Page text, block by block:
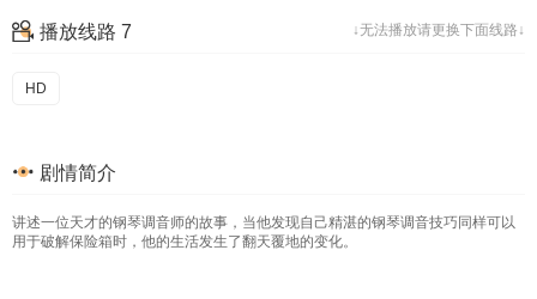
↓无法播放请更换下面线路↓
播放线路 7
HD
剧情简介
讲述一位天才的钢琴调音师的故事，当他发现自己精湛的钢琴调音技巧同样可以
用于破解保险箱时，他的生活发生了翻天覆地的变化。